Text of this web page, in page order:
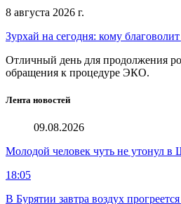
8 августа 2026 г.
Зурхай на сегодня: кому
Отличный день для продолжения
обращения к процедуре ЭКО.
Лента новостей
09.08.2026
Молодой человек чуть не утонул в
18:05
В Бурятии завтра воздух